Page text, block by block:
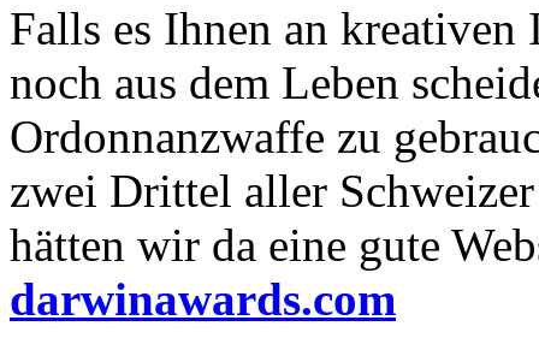
Falls es Ihnen an kreativen
noch aus dem Leben
Ordonnanzwaffe zu
zwei Drittel aller
hätten wir da eine gute
darwinawards.com